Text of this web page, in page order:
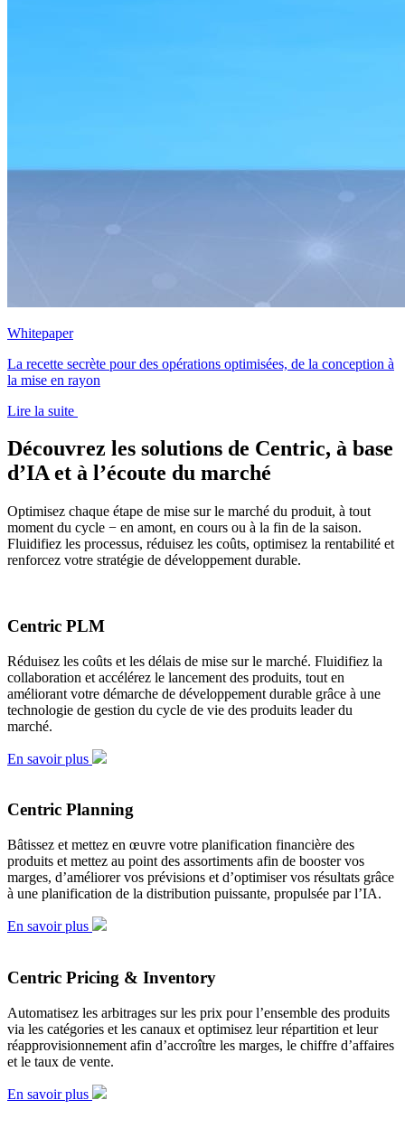
Whitepaper
La recette secrète pour des opérations optimisées, de la conception à
la mise en rayon
Lire la suite
Découvrez les solutions de Centric, à base
d’IA et à l’écoute du marché
Optimisez chaque étape de mise sur le marché du produit, à tout
moment du cycle − en amont, en cours ou à la fin de la saison.
Fluidifiez les processus, réduisez les coûts, optimisez la rentabilité et
renforcez votre stratégie de développement durable.
Centric PLM
Réduisez les coûts et les délais de mise sur le marché. Fluidifiez la
collaboration et accélérez le lancement des produits, tout en
améliorant votre démarche de développement durable grâce à une
technologie de gestion du cycle de vie des produits leader du
marché.
En savoir plus
Centric Planning
Bâtissez et mettez en œuvre votre planification financière des
produits et mettez au point des assortiments afin de booster vos
marges, d’améliorer vos prévisions et d’optimiser vos résultats grâce
à une planification de la distribution puissante, propulsée par l’IA.
En savoir plus
Centric Pricing & Inventory
Automatisez les arbitrages sur les prix pour l’ensemble des produits
via les catégories et les canaux et optimisez leur répartition et leur
réapprovisionnement afin d’accroître les marges, le chiffre d’affaires
et le taux de vente.
En savoir plus